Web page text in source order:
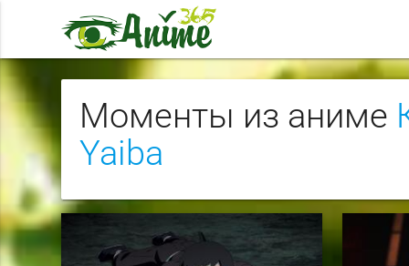
Моменты из аниме
Yaiba